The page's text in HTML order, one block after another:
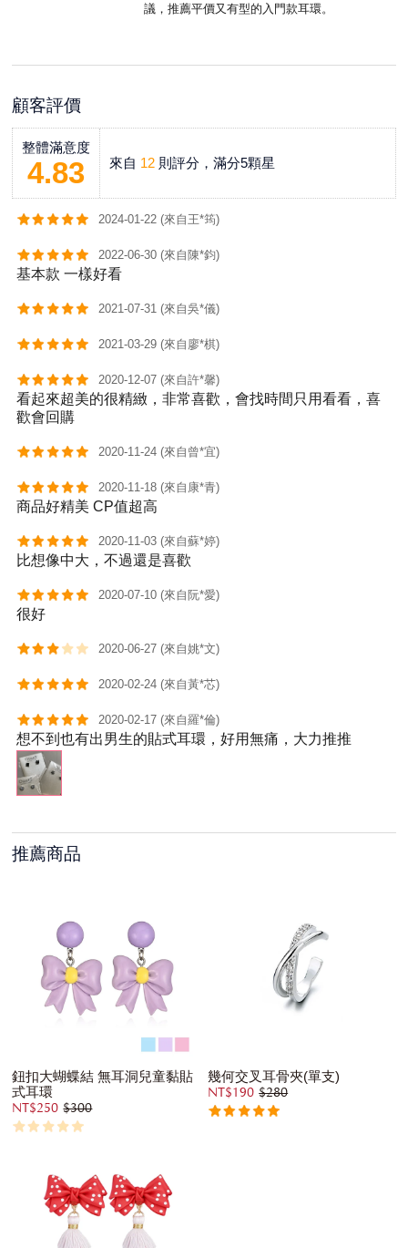
議，推薦平價又有型的入門款耳環。
顧客評價
整體滿意度
4.83 來自 12 則評分，滿分5顆星
2024-01-22 (來自王*筠)
2022-06-30 (來自陳*鈞)
基本款 一樣好看
2021-07-31 (來自吳*儀)
2021-03-29 (來自廖*棋)
2020-12-07 (來自許*馨)
看起來超美的很精緻，非常喜歡，會找時間只用看看，喜
歡會回購
2020-11-24 (來自曾*宜)
2020-11-18 (來自康*青)
商品好精美 CP值超高
2020-11-03 (來自蘇*婷)
比想像中大，不過還是喜歡
2020-07-10 (來自阮*愛)
很好
2020-06-27 (來自姚*文)
2020-02-24 (來自黃*芯)
2020-02-17 (來自羅*倫)
想不到也有出男生的貼式耳環，好用無痛，大力推推
推薦商品
鈕扣大蝴蝶結 無耳洞兒童黏貼
式耳環
NT$250 $300
幾何交叉耳骨夾(單支)
NT$190 $280